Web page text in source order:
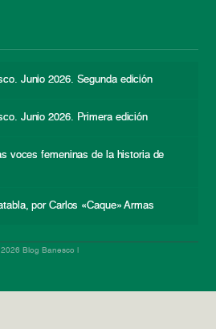
Junio 2026. Segunda edición
Junio 2026. Primera edición
voces femeninas de la historia de
por Carlos «Caque» Armas
Blog Banesco |